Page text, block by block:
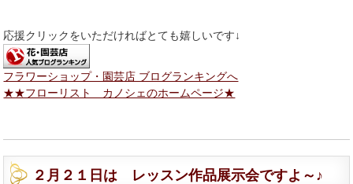
応援クリックをいただければとても嬉しいです↓
フラワーショップ・園芸店 ブログランキングへ
★★フローリスト カノシェのホームページ★
２月２１日は レッスン作品展示会ですよ～♪